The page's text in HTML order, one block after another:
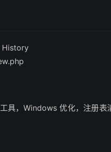
History
具，Windows 优化，注册表